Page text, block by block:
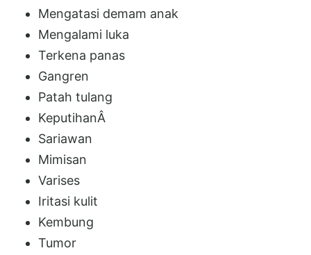
Mengatasi demam anak
Mengalami luka
Terkena panas
Gangren
Patah tulang
KeputihanÂ
Sariawan
Mimisan
Varises
Iritasi kulit
Kembung
Tumor